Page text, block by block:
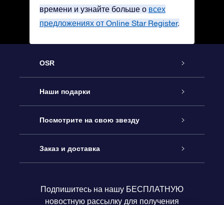
времени и узнайте больше о всех
предложениях от Online Star Register.
OSR
Обслуживание
Как с нами связаться
Блог
Отзывы
Наши подарки
Онлайн подарок Online Star Gift
Подарочный набор OSR
Посмотрите на свою звезду
Звездный реестр
Заказ и доставка
Подпишитесь на нашу БЕСПЛАТНУЮ
новостную рассылку для получения